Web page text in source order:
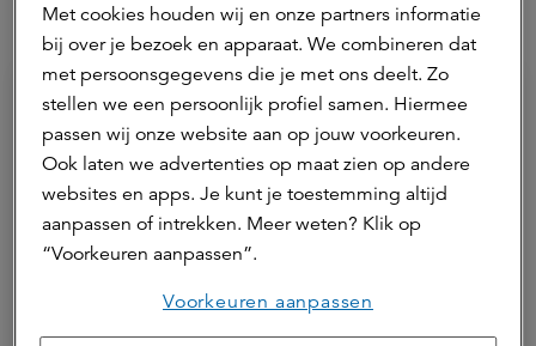
Hierna lezen
Met cookies houden wij en onze partners informatie
bij over je bezoek en apparaat. We combineren dat
met persoonsgegevens die je met ons deelt. Zo
stellen we een persoonlijk profiel samen. Hiermee
passen wij onze website aan op jouw voorkeuren.
Ook laten we advertenties op maat zien op andere
websites en apps. Je kunt je toestemming altijd
aanpassen of intrekken. Meer weten? Klik op
“Voorkeuren aanpassen”.
Voorkeuren aanpassen